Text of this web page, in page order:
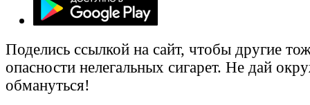
Поделись ссылкой на сайт, чтобы другие
опасности нелегальных сигарет. Не дай
обмануться!